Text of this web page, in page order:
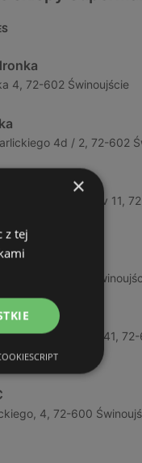
4, 72-602 Świnoujście
4d / 2, 72-602
Władysława Iv 11,
9, 72-600
Września 41,
4, 72-600
×
z tej